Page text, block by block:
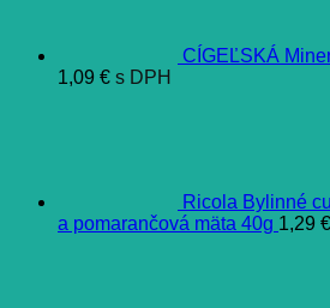
CÍGEĽSKÁ
1,09 € s DPH
Ricola Bylinné
a pomarančová mäta 40g 1,29 €